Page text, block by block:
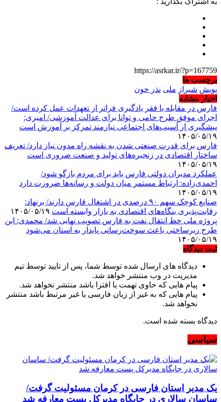
https://asrkar.ir/?p=167759
برچسب ها
پویش شیراز ملی نذر خون
اخبار مشابه
فارس در مقابله با فقر یادگیری فراتر از تعهدات عمل کرده است/
اجرای موفق طرح حامی و توانا برای عدالت آموزشی/ امیری:
پیشگیری از آسیب‌های اجتماعی نیازمند تمرکز بر آموزش است
۱۴۰۵/۰۵/۱۹
فارس برای قدرت صنعتی شدن به نقشه راه مدون نیاز دارد/ تعریف
ساختار اقتصادی در زنجیره‌های تولید و صنعت ضروری است
۱۴۰۵/۰۵/۱۹
عملکرد مدیران دولتی فارس باید برای مردم بازگو شود/
احمدی‌زاده: ارتباط مستمر میان دولت و رسانه‌ها ضرورت دارد
۱۴۰۵/۰۵/۱۹
صنایع کوچک سهم ۹۰ درصدی در اشتغال فارس دارند/ برنهاد:
رقابت‌پذیری بنگاه‌های اقتصادی به بازار وابسته است
پروژه ملی خط انتقال نفت به فارس تصویب نهایی شد/ محمدی: این
طرح زیرساختی باعث سوخت‌رسانی پایدار به استان می‌شود
۱۴۰۵/۰۵/۱۹
ثبت دیدگاه
دیدگاه های ارسال شده توسط شما، پس از تایید توسط تیم
مدیریت در وب منتشر خواهد شد.
پیام هایی که حاوی تهمت یا افترا باشد منتشر نخواهد شد.
پیام هایی که به غیر از زبان فارسی یا غیر مرتبط باشد منتشر
نخواهد شد.
دیدگاه بسته شده است.
سیاسی
یک مدیر استان فارسی در کرمان مسئولیت گرفت/
ساسان سالاری در جایگاه مدیرکل پست معارفه شد